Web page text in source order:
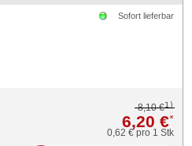
Sofort lieferbar
8,10 €1)
6,20 €*
0,62 €pro 1 Stk